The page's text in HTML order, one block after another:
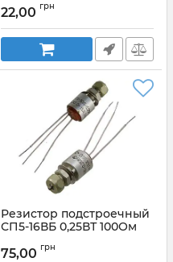
22,00 грн
Резистор подстроечный
СП5-16ВБ 0,25ВТ 100Ом
75,00 грн